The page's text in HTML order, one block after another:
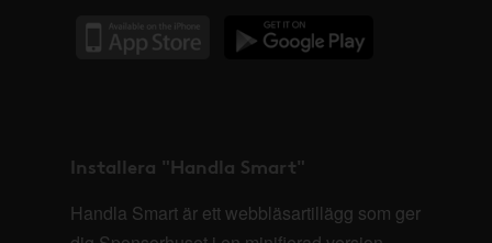
Installera "Handla Smart"
Handla Smart är ett webbläsartillägg som ger